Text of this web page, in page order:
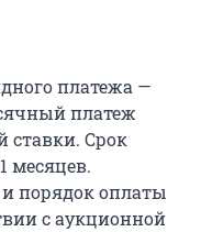
платежа —
платеж
ставки. Срок
месяцев.
порядок оплаты
с аукционной